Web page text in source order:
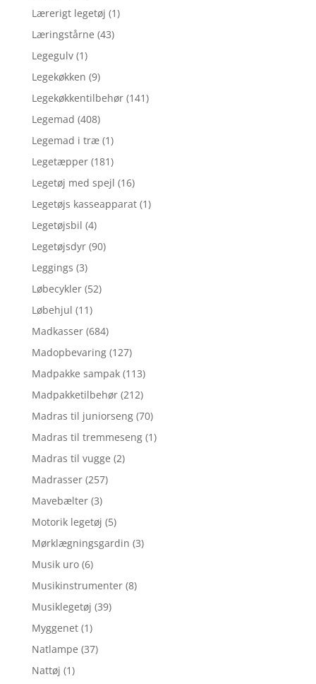
Lærerigt legetøj (1)
Læringstårne (43)
Legegulv (1)
Legekøkken (9)
Legekøkkentilbehør (141)
Legemad (408)
Legemad i træ (1)
Legetæpper (181)
Legetøj med spejl (16)
Legetøjs kasseapparat (1)
Legetøjsbil (4)
Legetøjsdyr (90)
Leggings (3)
Løbecykler (52)
Løbehjul (11)
Madkasser (684)
Madopbevaring (127)
Madpakke sampak (113)
Madpakketilbehør (212)
Madras til juniorseng (70)
Madras til tremmeseng (1)
Madras til vugge (2)
Madrasser (257)
Mavebælter (3)
Motorik legetøj (5)
Mørklægningsgardin (3)
Musik uro (6)
Musikinstrumenter (8)
Musiklegetøj (39)
Myggenet (1)
Natlampe (37)
Nattøj (1)